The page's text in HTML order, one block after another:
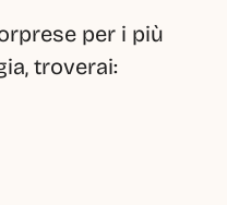
per i più
troverai: